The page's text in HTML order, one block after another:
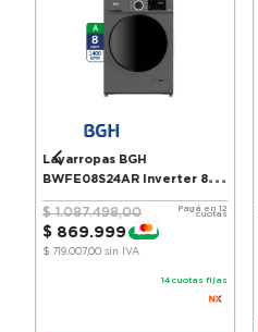
Lavarropas BGH
BWFE08S24AR Inverter 8 kg
Silver
$ 1.087.498,00
$ 869.999 - 20 %
$ 719.007,00 sin IVA
Pagá en 12
cuotas
14 cuotas fijas
bicicleta
sommier